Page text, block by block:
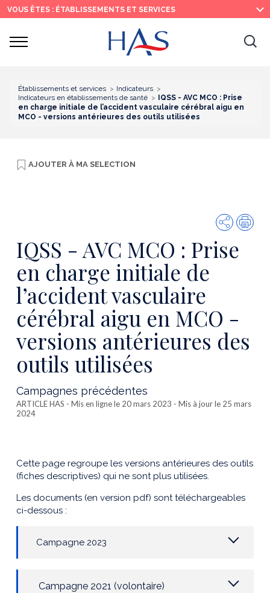
Recherche
Menu
principal
Contenu
principal
VOUS ÊTES : ÉTABLISSEMENTS ET SERVICES
Ouvrir
Établissements et services
Indicateurs
Indicateurs en établissements de santé
IQSS - AVC MCO : Prise
en charge initiale de l’accident vasculaire cérébral aigu en
MCO - versions antérieures des outils utilisées
AJOUTER À MA SELECTION
Partager
IQSS - AVC MCO : Prise
en charge initiale de
l’accident vasculaire
cérébral aigu en MCO -
versions antérieures des
outils utilisées
Campagnes précédentes
ARTICLE HAS - Mis en ligne le 20 mars 2023 - Mis à jour le 25 mars
2024
Cette page regroupe les versions antérieures des outils
(fiches descriptives) qui ne sont plus utilisées.
Les documents (en version pdf) sont téléchargeables
ci-dessous :
Campagne 2023
Campagne 2021 (volontaire)